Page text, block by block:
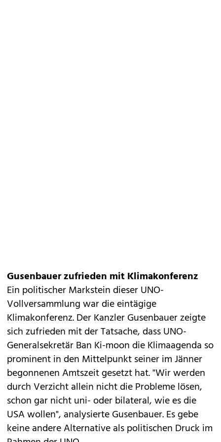
Gusenbauer zufrieden mit Klimakonferenz
Ein politischer Markstein dieser UNO-
Vollversammlung war die eintägige
Klimakonferenz. Der Kanzler Gusenbauer zeigte
sich zufrieden mit der Tatsache, dass UNO-
Generalsekretär Ban Ki-moon die Klimaagenda so
prominent in den Mittelpunkt seiner im Jänner
begonnenen Amtszeit gesetzt hat. "Wir werden
durch Verzicht allein nicht die Probleme lösen,
schon gar nicht uni- oder bilateral, wie es die
USA wollen", analysierte Gusenbauer. Es gebe
keine andere Alternative als politischen Druck im